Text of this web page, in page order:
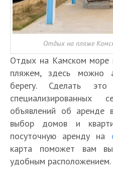
Отдых на пляже
Отдых на Камском море
пляжем, здесь можно
берегу. Сделать
специализированных
объявлений об аренде
выбор домов и
посуточную аренду на
карта поможет вам
удобным расположением.